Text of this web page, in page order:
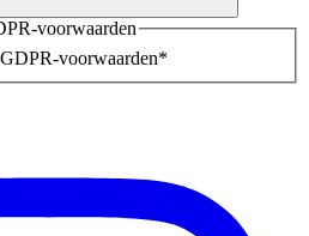
voorwaarden
voorwaarden*